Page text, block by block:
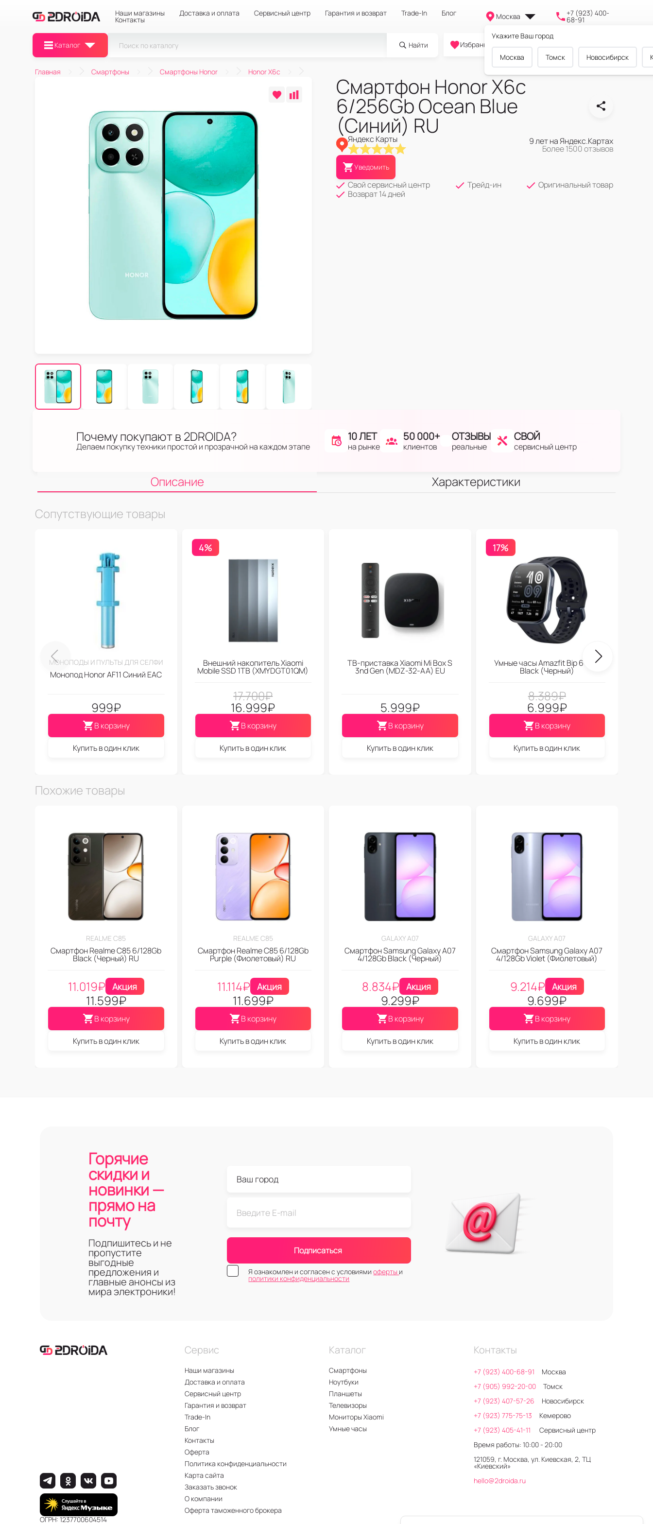
Наши магазины Доставка и оплата Сервисный центр Гарантия и возврат Trade-In Блог
Контакты Москва
Укажите Ваш город
Москва Томск Новосибирск
+7 (923) 400-
68-91
Каталог Найти
0
Избранное Cравнение Корзина
Главная Смартфоны Смартфоны Honor Honor X6c
Смартфон Honor X6c
6/256Gb Ocean Blue
(Синий) RU
Яндекс Карты 9 лет на Яндекс.Картах
Более 1500 отзывов
Уведомить
Свой сервисный центр Трейд-ин
Оригинальный товар
Возврат 14 дней
Почему покупают в 2DROIDA?
Делаем покупку техники простой и прозрачной на каждом этапе
10 ЛЕТ
на рынке
50 000+
клиентов
ОТЗЫВЫ
реальные
СВОЙ
сервисный центр
Описание
Характеристики
Сопутствующие товары
МОНОПОДЫ И ПУЛЬТЫ ДЛЯ СЕЛФИ
Монопод Honor AF11 Синий EAC
999₽
В корзину
Купить в один клик
4%
Внешний накопитель Xiaomi
Mobile SSD 1TB (XMYDGT01QM)
17.700₽
16.999₽
В корзину
Купить в один клик
ТВ-приставка Xiaomi Mi Box S
3nd Gen (МDZ-32-АА) EU
5.999₽
В корзину
Купить в один клик
17%
Умные часы Amazfit Bip 6 Soft
Black (Черный)
8.389₽
6.999₽
В корзину
Купить в один клик
Похожие товары
REALME C85
Смартфон Realme C85 6/128Gb
Black (Черный) RU
11.019₽ Акция
11.599₽
В корзину
Купить в один клик
REALME C85
Смартфон Realme C85 6/128Gb
Purple (Фиолетовый) RU
11.114₽ Акция
11.699₽
В корзину
Купить в один клик
GALAXY A07
Смартфон Samsung Galaxy A07
4/128Gb Black (Черный)
8.834₽ Акция
9.299₽
В корзину
Купить в один клик
GALAXY A07
Смартфон Samsung Galaxy A07
4/128Gb Violet (Фиолетовый)
9.214₽ Акция
9.699₽
В корзину
Купить в один клик
Горячие
скидки и
новинки —
прямо на
почту
Подпишитесь и не
пропустите
выгодные
предложения и
главные анонсы из
мира электроники!
Подписаться
Я ознакомлен и согласен с условиямиоферты и
политики конфиденциальности
Сервис
Наши магазины
Доставка и оплата
Сервисный центр
Гарантия и возврат
Trade-In
Блог
Контакты
Оферта
Политика конфиденциальности
Карта сайта
Заказать звонок
О компании
Оферта таможенного брокера
Каталог
Смартфоны
Ноутбуки
Планшеты
Телевизоры
Мониторы Xiaomi
Умные часы
Контакты
+7 (923) 400-68-91
Москва
+7 (905) 992-20-00
Томск
+7 (923) 407-57-26
Новосибирск
+7 (923) 775-75-13
Кемерово
+7 (923) 405-41-11
Сервисный центр
Время работы: 10:00 - 20:00
121059, г. Москва, ул. Киевская, 2, ТЦ
«Киевский»
hello@2droida.ru
ОГРН: 1237700604514